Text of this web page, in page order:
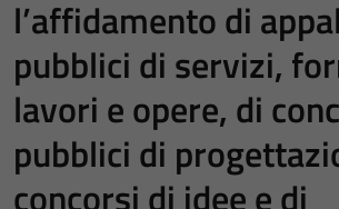
l’affidamento di
pubblici di servizi,
lavori e opere, di
pubblici di
concorsi di idee e di